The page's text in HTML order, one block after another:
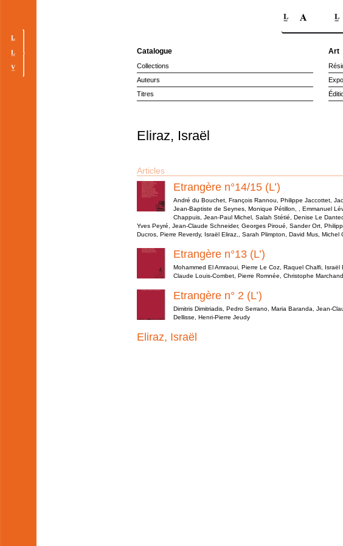
Catalogue
Collections
Auteurs
Titres
Art
Eliraz, Israël
Articles
Etrangère n°14/15 (L’)
André du Bouchet, François Rannou, Philippe Jaccottet,
Jean-Baptiste de Seynes, Monique Pétillon, , Emmanuel
Chappuis, Jean-Paul Michel, Salah Stétié, Denise Le
Yves Peyré, Jean-Claude Schneider, Georges Piroué, Sander Ort,
Ducros, Pierre Reverdy, Israël Eliraz,, Sarah Plimpton, David Mus, Michel
Etrangère n°13 (L’)
Mohammed El Amraoui, Pierre Le Coz, Raquel Chalfi,
Claude Louis-Combet, Pierre Romnée, Christophe
Etrangère n° 2 (L’)
Dimitris Dimitriadis, Pedro Serrano, Maria Baranda, Jean-
Dellisse, Henri-Pierre Jeudy
Eliraz, Israël